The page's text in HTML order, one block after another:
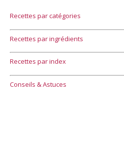
Recettes par catégories
Recettes par ingrédients
Recettes par index
Conseils & Astuces